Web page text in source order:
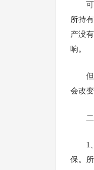
所持
产没
响。
会改
二
1
保。